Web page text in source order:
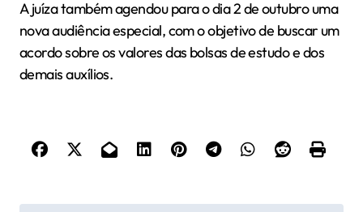
A juíza também agendou para o dia 2 de outubro uma
nova audiência especial, com o objetivo de buscar um
acordo sobre os valores das bolsas de estudo e dos
demais auxílios.